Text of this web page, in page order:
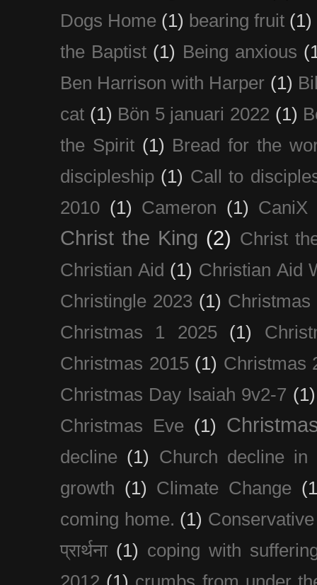
Dogs Home (1) bearing fruit (1)
the Baptist (1) Being anxious
Ben Harrison with Harper (1)
cat (1) Bön 5 januari 2022 (1)
the Spirit (1) Bread for the
discipleship (1) Call to
2010 (1) Cameron (1) CaniX
Christ the King (2) Christ
Christian Aid (1) Christian Aid
Christingle 2023 (1) Christmas
Christmas 1 2025
(1)
Christmas 2015 (1) Christmas
Christmas Day Isaiah 9v2-7 (1)
Christmas Eve (1)
decline (1)
Church decline
growth (1) Climate Change
coming home. (1)
प्रार्थना (1) coping with